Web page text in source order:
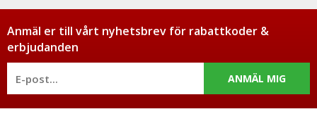
erbjuda en så god service som möjligt samt snabba
leveranser. Ordrar lagda före kl 12.00 skickas samma dag.
Anmäl er till vårt nyhetsbrev för rabattkoder &
erbjudanden
ANMÄL MIG